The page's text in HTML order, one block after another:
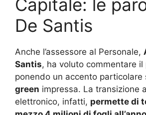
Capitale: le
De Santis
Anche l’assessore al Personale,
Santis, ha voluto commentare
ponendo un accento particolare
green impressa. La transizione
elettronico, infatti, permette di